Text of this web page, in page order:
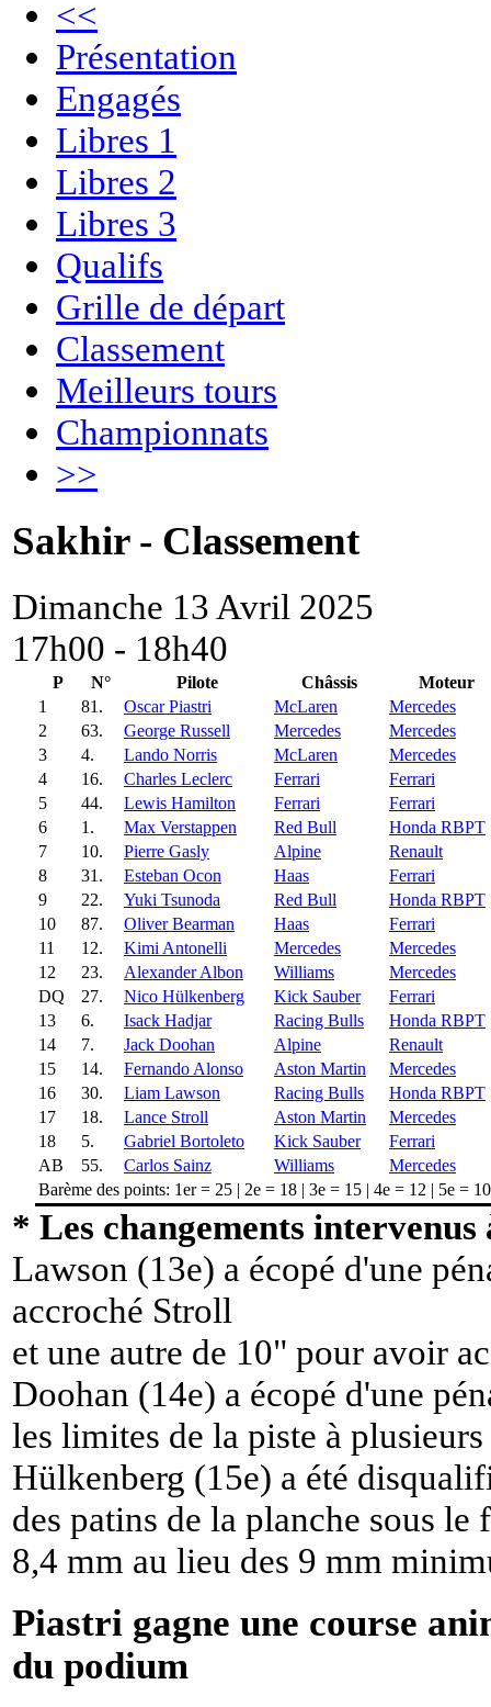
<<
Présentation
Engagés
Libres 1
Libres 2
Libres 3
Qualifs
Grille de départ
Classement
Meilleurs tours
Championnats
>>
Sakhir - Classement
Dimanche 13 Avril 2025
17h00 - 18h40
P N° Pilote Châssis
Moteur
1
81. Oscar Piastri McLaren
Mercedes
2
63. George Russell Mercedes
Mercedes
3
4. Lando Norris McLaren
Mercedes
4
16. Charles Leclerc Ferrari
Ferrari
5
44. Lewis Hamilton Ferrari
Ferrari
6
1. Max Verstappen Red Bull
Honda RBPT
7
10. Pierre Gasly Alpine
Renault
8
31. Esteban Ocon Haas
Ferrari
9
22. Yuki Tsunoda Red Bull
Honda RBPT
10
87. Oliver Bearman Haas
Ferrari
11
12. Kimi Antonelli Mercedes
Mercedes
12
23. Alexander Albon Williams
Mercedes
DQ
27. Nico Hülkenberg Kick Sauber
Ferrari
13
6. Isack Hadjar Racing Bulls
Honda RBPT
14
7. Jack Doohan Alpine
Renault
15
14. Fernando Alonso Aston Martin
Mercedes
16
30. Liam Lawson Racing Bulls
Honda RBPT
17
18. Lance Stroll Aston Martin
Mercedes
18
5. Gabriel Bortoleto Kick Sauber
Ferrari
AB
55. Carlos Sainz Williams
Mercedes
Barème des points: 1er = 25 | 2e = 18 | 3e = 15 | 4e = 12 | 5e =
* Les changements
Lawson (13e) a écopé d'une
accroché Stroll
et une autre de 10" pour avoir
Doohan (14e) a écopé d'une
les limites de la piste à plusieurs
Hülkenberg (15e) a été
des patins de la planche sous
8,4 mm au lieu des 9 mm
Piastri gagne une course
du podium